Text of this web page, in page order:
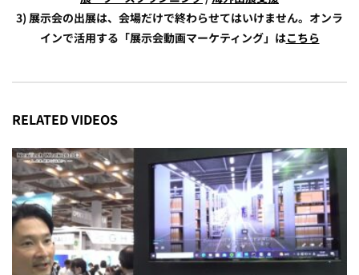
3) 展示会の出展は、会場だけで終わらせてはいけません。オンラ
インで活用する「展示会動画マーケティング」はこちら
RELATED VIDEOS